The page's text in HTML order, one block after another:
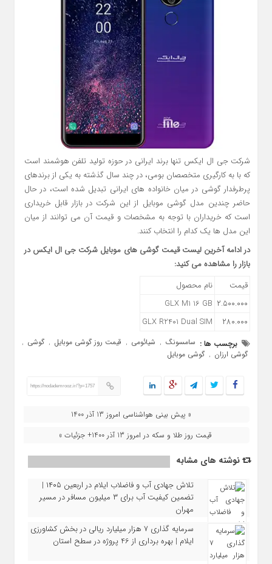
شرکت جی ال ایکس تنها برند ایرانی در حوزه تولید تلفن هوشمند است
که با به کارگیری متخصصان بومی، در چند سال گذشته به یکی از برندهای
پرطرفدار گوشی در میان خانواده های ایرانی تبدیل شده است، در حال
حاضر چندین مدل گوشی موبایل از این شرکت در بازار قابل خریداری
است که خریداران با توجه به مشخصات و قیمت آن می توانند از میان
این مدل ها یک کدام را انتخاب کنند.
در ادامه آخرین لیست قیمت گوشی های موبایل شرکت جی ال ایکس در
بازار را مشاهده می کنید:
قیمت
نام محصول
۲.۵۰۰.۰۰۰ GLX M1 16 GB
۲۸۰.۰۰۰
GLX R2401 Dual SIM
برچسب ها : سامسونگ , شیائومی , قیمت روز گوشی موبایل , گوشی ,
گوشی ارزان , گوشی موبایل
https://nodademrooz.ir/?p=1757
« پیش بینی هواشناسی امروز 13 آذر 1400
قیمت روز طلا و سکه در امروز 13 آذر 1400+ جزئیات »
نوشته های مشابه
تلاش جهادی آب و فاضلاب ایلام در اربعین ۱۴۰۵ |
تضمین کیفیت آب برای ۳ میلیون مسافر در مسیر
مهران
سرمایه‌ گذاری ۷ هزار میلیارد ریالی در بخش کشاورزی
ایلام | بهره‌ برداری از 46 پروژه در سطح استان